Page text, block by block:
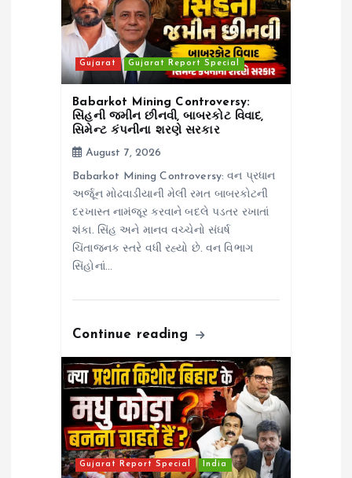
Gujarat Gujarat Report Special
Babarkot Mining Controversy:
સિંહની જમીન છીનવી, બાબરકોટ વિવાદ,
સિમેન્ટ કંપનીના શરણે સરકાર
August 7, 2026
Babarkot Mining Controversy: વન પ્રધાન
અર્જૂન મોઢવાડીયાની મેલી રમત બાબરકોટની
દરખાસ્ત નામંજૂર કરવાને બદલે પડતર રખાતાં
શંકા. સિંહ અને માનવ વચ્ચેનો સંઘર્ષ
ચિંતાજનક સ્તરે વધી રહ્યો છે. વન વિભાગ
સિંહોનાં…
Continue reading
Gujarat Report Special India